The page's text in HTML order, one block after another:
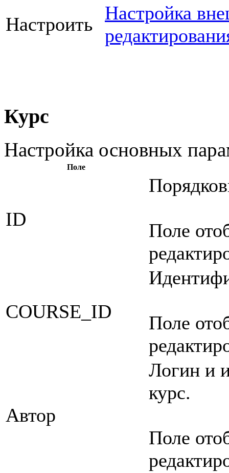
Настроить
Настройка
Курс
Настройка основных
Поле
ID
Поле
COURSE_ID
Поле
Автор
Логин и
курс.
Поле